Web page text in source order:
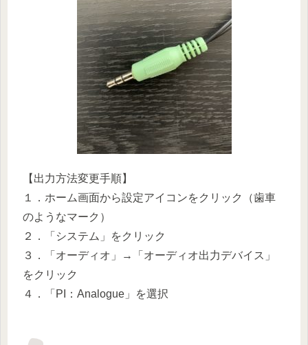
【出力方法変更手順】
１．ホーム画面から設定アイコンをクリック（歯車
のようなマーク）
２．「システム」をクリック
３．「オーディオ」→「オーディオ出力デバイス」
をクリック
４．「PI：Analogue」を選択